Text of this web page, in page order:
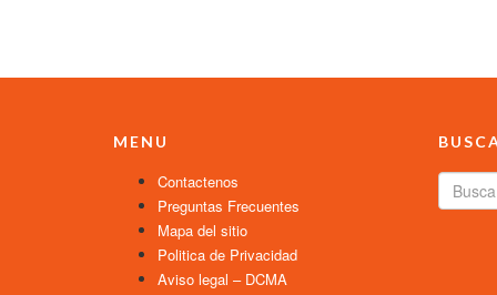
MENU
Contactenos
Preguntas Frecuentes
Mapa del sitio
Politica de Privacidad
Aviso legal – DCMA